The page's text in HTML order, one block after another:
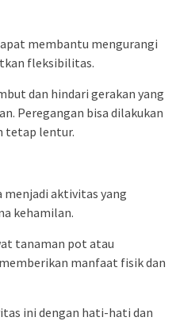
membantu mengurangi
fleksibilitas.
dan hindari gerakan yang
Peregangan bisa dilakukan
tetap lentur.
menjadi aktivitas yang
kehamilan.
tanaman pot atau
manfaat fisik dan
ini dengan hati-hati dan